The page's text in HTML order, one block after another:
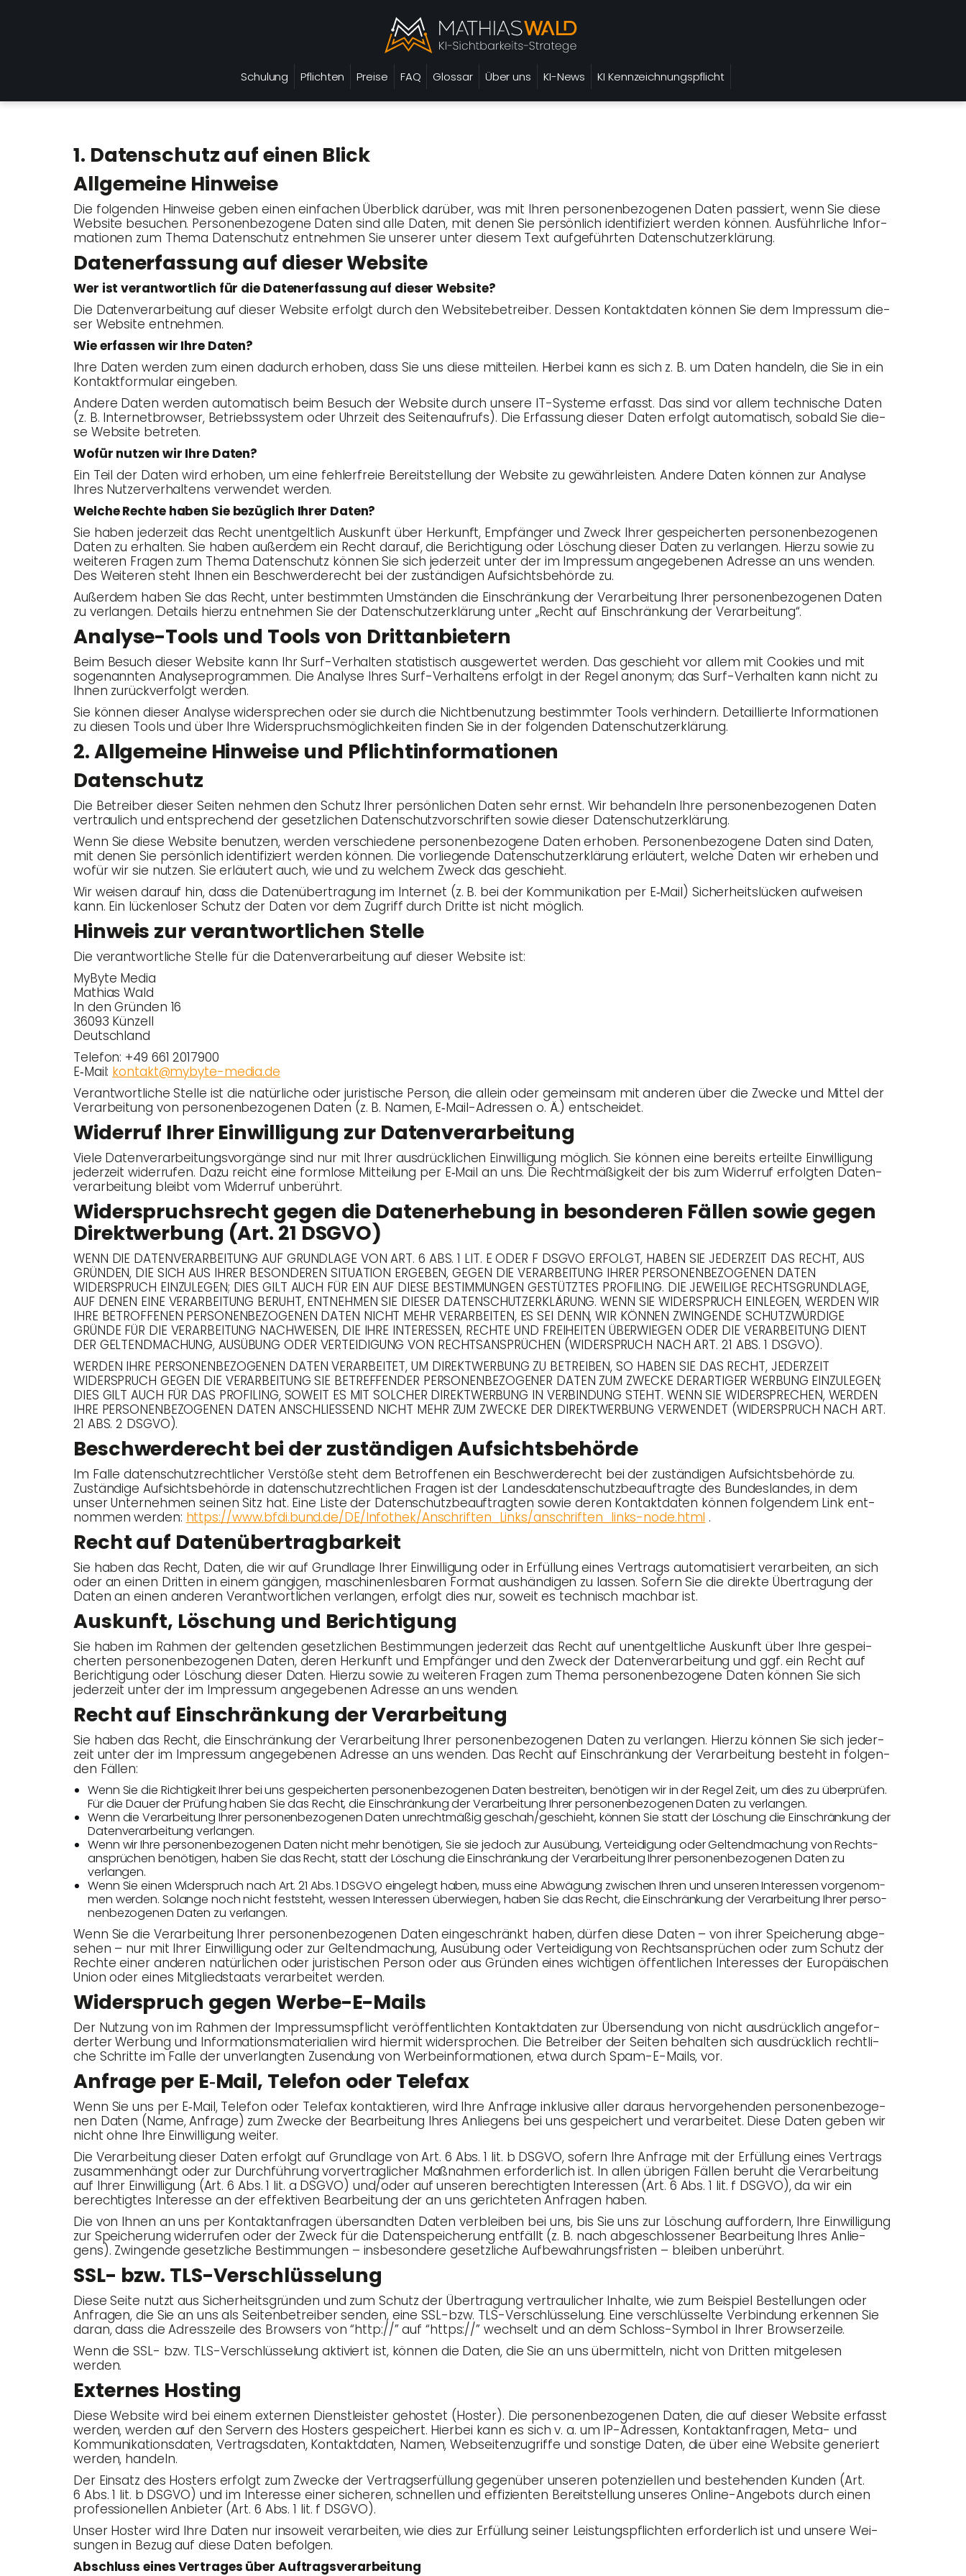
Schulung Pflichten Preise FAQ Glossar Über uns KI-News KI Kennzeichnungspflicht
1. Daten­schutz auf einen Blick
All­ge­mei­ne Hinweise
Die fol­gen­den Hin­wei­se geben einen ein­fa­chen Über­blick dar­über, was mit Ihren per­so­nen­be­zo­ge­nen Daten pas­siert, wenn Sie die­se
Web­site besu­chen. Per­so­nen­be­zo­ge­ne Daten sind alle Daten, mit denen Sie per­sön­lich iden­ti­fi­ziert wer­den kön­nen. Aus­führ­li­che Infor­
ma­tio­nen zum The­ma Daten­schutz ent­neh­men Sie unse­rer unter die­sem Text auf­ge­führ­ten Datenschutzerklärung.
Daten­er­fas­sung auf die­ser Website
Wer ist ver­ant­wort­lich für die Daten­er­fas­sung auf die­ser Website?
Die Daten­ver­ar­bei­tung auf die­ser Web­site erfolgt durch den Web­site­be­trei­ber. Des­sen Kon­takt­da­ten kön­nen Sie dem Impres­sum die­
ser Web­site entnehmen.
Wie erfas­sen wir Ihre Daten?
Ihre Daten wer­den zum einen dadurch erho­ben, dass Sie uns die­se mit­tei­len. Hier­bei kann es sich z. B. um Daten han­deln, die Sie in ein
Kon­takt­for­mu­lar eingeben.
Ande­re Daten wer­den auto­ma­tisch beim Besuch der Web­site durch unse­re IT-Sys­te­me erfasst. Das sind vor allem tech­ni­sche Daten
(z. B. Inter­net­brow­ser, Betriebs­sys­tem oder Uhr­zeit des Sei­ten­auf­rufs). Die Erfas­sung die­ser Daten erfolgt auto­ma­tisch, sobald Sie die­
se Web­site betreten.
Wofür nut­zen wir Ihre Daten?
Ein Teil der Daten wird erho­ben, um eine feh­ler­freie Bereit­stel­lung der Web­site zu gewähr­leis­ten. Ande­re Daten kön­nen zur Ana­ly­se
Ihres Nut­zer­ver­hal­tens ver­wen­det werden.
Wel­che Rech­te haben Sie bezüg­lich Ihrer Daten?
Sie haben jeder­zeit das Recht unent­gelt­lich Aus­kunft über Her­kunft, Emp­fän­ger und Zweck Ihrer gespei­cher­ten per­so­nen­be­zo­ge­nen
Daten zu erhal­ten. Sie haben außer­dem ein Recht dar­auf, die Berich­ti­gung oder Löschung die­ser Daten zu ver­lan­gen. Hier­zu sowie zu
wei­te­ren Fra­gen zum The­ma Daten­schutz kön­nen Sie sich jeder­zeit unter der im Impres­sum ange­ge­be­nen Adres­se an uns wen­den.
Des Wei­te­ren steht Ihnen ein Beschwer­de­recht bei der zustän­di­gen Auf­sichts­be­hör­de zu.
Außer­dem haben Sie das Recht, unter bestimm­ten Umstän­den die Ein­schrän­kung der Ver­ar­bei­tung Ihrer per­so­nen­be­zo­ge­nen Daten
zu ver­lan­gen. Details hier­zu ent­neh­men Sie der Daten­schutz­er­klä­rung unter „Recht auf Ein­schrän­kung der Verarbeitung“.
Ana­ly­se-Tools und Tools von Drittanbietern
Beim Besuch die­ser Web­site kann Ihr Surf-Ver­hal­ten sta­tis­tisch aus­ge­wer­tet wer­den. Das geschieht vor allem mit Coo­kies und mit
soge­nann­ten Ana­ly­se­pro­gram­men. Die Ana­ly­se Ihres Surf-Ver­hal­tens erfolgt in der Regel anonym; das Surf-Ver­hal­ten kann nicht zu
Ihnen zurück­ver­folgt werden.
Sie kön­nen die­ser Ana­ly­se wider­spre­chen oder sie durch die Nicht­be­nut­zung bestimm­ter Tools ver­hin­dern. Detail­lier­te Infor­ma­tio­nen
zu die­sen Tools und über Ihre Wider­spruchs­mög­lich­kei­ten fin­den Sie in der fol­gen­den Datenschutzerklärung.
2. All­ge­mei­ne Hin­wei­se und Pflichtinformationen
Daten­schutz
Die Betrei­ber die­ser Sei­ten neh­men den Schutz Ihrer per­sön­li­chen Daten sehr ernst. Wir behan­deln Ihre per­so­nen­be­zo­ge­nen Daten
ver­trau­lich und ent­spre­chend der gesetz­li­chen Daten­schutz­vor­schrif­ten sowie die­ser Datenschutzerklärung.
Wenn Sie die­se Web­site benut­zen, wer­den ver­schie­de­ne per­so­nen­be­zo­ge­ne Daten erho­ben. Per­so­nen­be­zo­ge­ne Daten sind Daten,
mit denen Sie per­sön­lich iden­ti­fi­ziert wer­den kön­nen. Die vor­lie­gen­de Daten­schutz­er­klä­rung erläu­tert, wel­che Daten wir erhe­ben und
wofür wir sie nut­zen. Sie erläu­tert auch, wie und zu wel­chem Zweck das geschieht.
Wir wei­sen dar­auf hin, dass die Daten­über­tra­gung im Inter­net (z. B. bei der Kom­mu­ni­ka­ti­on per E‑Mail) Sicher­heits­lü­cken auf­wei­sen
kann. Ein lücken­lo­ser Schutz der Daten vor dem Zugriff durch Drit­te ist nicht möglich.
Hin­weis zur ver­ant­wort­li­chen Stelle
Die ver­ant­wort­li­che Stel­le für die Daten­ver­ar­bei­tung auf die­ser Web­site ist:
MyBy­te Media
Mathi­as Wald
In den Grün­den 16
36093 Künzell
Deutschland
Tele­fon: +49 661 2017900
E‑Mail: kontakt@mybyte-media.de
Ver­ant­wort­li­che Stel­le ist die natür­li­che oder juris­ti­sche Per­son, die allein oder gemein­sam mit ande­ren über die Zwe­cke und Mit­tel der
Ver­ar­bei­tung von per­so­nen­be­zo­ge­nen Daten (z. B. Namen, E‑Mail-Adres­sen o. Ä.) entscheidet.
Wider­ruf Ihrer Ein­wil­li­gung zur Datenverarbeitung
Vie­le Daten­ver­ar­bei­tungs­vor­gän­ge sind nur mit Ihrer aus­drück­li­chen Ein­wil­li­gung mög­lich. Sie kön­nen eine bereits erteil­te Ein­wil­li­gung
jeder­zeit wider­ru­fen. Dazu reicht eine form­lo­se Mit­tei­lung per E‑Mail an uns. Die Recht­mä­ßig­keit der bis zum Wider­ruf erfolg­ten Daten­
ver­ar­bei­tung bleibt vom Wider­ruf unberührt.
Wider­spruchs­recht gegen die Daten­er­he­bung in beson­de­ren Fäl­len sowie gegen
Direkt­wer­bung (Art. 21 DSGVO)
WENN DIE DATENVERARBEITUNG AUF GRUNDLAGE VON ART. 6 ABS. 1 LIT. E ODER F DSGVO ERFOLGT, HABEN SIE JEDERZEIT DAS RECHT, AUS
GRÜNDEN, DIE SICH AUS IHRER BESONDEREN SITUATION ERGEBEN, GEGEN DIE VERARBEITUNG IHRER PERSONENBEZOGENEN DATEN
WIDERSPRUCH EINZULEGEN; DIES GILT AUCH FÜR EIN AUF DIESE BESTIMMUNGEN GESTÜTZTES PROFILING. DIE JEWEILIGE RECHTSGRUNDLAGE,
AUF DENEN EINE VERARBEITUNG BERUHT, ENTNEHMEN SIE DIESER DATENSCHUTZERKLÄRUNG. WENN SIE WIDERSPRUCH EINLEGEN, WERDEN WIR
IHRE BETROFFENEN PERSONENBEZOGENEN DATEN NICHT MEHR VERARBEITEN, ES SEI DENN, WIR KÖNNEN ZWINGENDE SCHUTZWÜRDIGE
GRÜNDE FÜR DIE VERARBEITUNG NACHWEISEN, DIE IHRE INTERESSEN, RECHTE UND FREIHEITEN ÜBERWIEGEN ODER DIE VERARBEITUNG DIENT
DER GELTENDMACHUNG, AUSÜBUNG ODER VERTEIDIGUNG VON RECHTSANSPRÜCHEN (WIDERSPRUCH NACH ART. 21 ABS. 1 DSGVO).
WERDEN IHRE PERSONENBEZOGENEN DATEN VERARBEITET, UM DIREKTWERBUNG ZU BETREIBEN, SO HABEN SIE DAS RECHT, JEDERZEIT
WIDERSPRUCH GEGEN DIE VERARBEITUNG SIE BETREFFENDER PERSONENBEZOGENER DATEN ZUM ZWECKE DERARTIGER WERBUNG EINZULEGEN;
DIES GILT AUCH FÜR DAS PROFILING, SOWEIT ES MIT SOLCHER DIREKTWERBUNG IN VERBINDUNG STEHT. WENN SIE WIDERSPRECHEN, WERDEN
IHRE PERSONENBEZOGENEN DATEN ANSCHLIESSEND NICHT MEHR ZUM ZWECKE DER DIREKTWERBUNG VERWENDET (WIDERSPRUCH NACH ART.
21 ABS. 2 DSGVO).
Beschwer­de­recht bei der zustän­di­gen Aufsichtsbehörde
Im Fal­le daten­schutz­recht­li­cher Ver­stö­ße steht dem Betrof­fe­nen ein Beschwer­de­recht bei der zustän­di­gen Auf­sichts­be­hör­de zu.
Zustän­di­ge Auf­sichts­be­hör­de in daten­schutz­recht­li­chen Fra­gen ist der Lan­des­da­ten­schutz­be­auf­trag­te des Bun­des­lan­des, in dem
unser Unter­neh­men sei­nen Sitz hat. Eine Lis­te der Daten­schutz­be­auf­trag­ten sowie deren Kon­takt­da­ten kön­nen fol­gen­dem Link ent­
nom­men wer­den: https://www.bfdi.bund.de/DE/Infothek/Anschriften_Links/anschriften_links-node.html .
Recht auf Datenübertragbarkeit
Sie haben das Recht, Daten, die wir auf Grund­la­ge Ihrer Ein­wil­li­gung oder in Erfül­lung eines Ver­trags auto­ma­ti­siert ver­ar­bei­ten, an sich
oder an einen Drit­ten in einem gän­gi­gen, maschi­nen­les­ba­ren For­mat aus­hän­di­gen zu las­sen. Sofern Sie die direk­te Über­tra­gung der
Daten an einen ande­ren Ver­ant­wort­li­chen ver­lan­gen, erfolgt dies nur, soweit es tech­nisch mach­bar ist.
Aus­kunft, Löschung und Berichtigung
Sie haben im Rah­men der gel­ten­den gesetz­li­chen Bestim­mun­gen jeder­zeit das Recht auf unent­gelt­li­che Aus­kunft über Ihre gespei­
cher­ten per­so­nen­be­zo­ge­nen Daten, deren Her­kunft und Emp­fän­ger und den Zweck der Daten­ver­ar­bei­tung und ggf. ein Recht auf
Berich­ti­gung oder Löschung die­ser Daten. Hier­zu sowie zu wei­te­ren Fra­gen zum The­ma per­so­nen­be­zo­ge­ne Daten kön­nen Sie sich
jeder­zeit unter der im Impres­sum ange­ge­be­nen Adres­se an uns wenden.
Recht auf Ein­schrän­kung der Verarbeitung
Sie haben das Recht, die Ein­schrän­kung der Ver­ar­bei­tung Ihrer per­so­nen­be­zo­ge­nen Daten zu ver­lan­gen. Hier­zu kön­nen Sie sich jeder­
zeit unter der im Impres­sum ange­ge­be­nen Adres­se an uns wen­den. Das Recht auf Ein­schrän­kung der Ver­ar­bei­tung besteht in fol­gen­
den Fällen:
Wenn Sie die Rich­tig­keit Ihrer bei uns gespei­cher­ten per­so­nen­be­zo­ge­nen Daten bestrei­ten, benö­ti­gen wir in der Regel Zeit, um dies zu über­prü­fen.
Für die Dau­er der Prü­fung haben Sie das Recht, die Ein­schrän­kung der Ver­ar­bei­tung Ihrer per­so­nen­be­zo­ge­nen Daten zu verlangen.
Wenn die Ver­ar­bei­tung Ihrer per­so­nen­be­zo­ge­nen Daten unrecht­mä­ßig geschah/geschieht, kön­nen Sie statt der Löschung die Ein­schrän­kung der
Daten­ver­ar­bei­tung verlangen.
Wenn wir Ihre per­so­nen­be­zo­ge­nen Daten nicht mehr benö­ti­gen, Sie sie jedoch zur Aus­übung, Ver­tei­di­gung oder Gel­tend­ma­chung von Rechts­
an­sprü­chen benö­ti­gen, haben Sie das Recht, statt der Löschung die Ein­schrän­kung der Ver­ar­bei­tung Ihrer per­so­nen­be­zo­ge­nen Daten zu
verlangen.
Wenn Sie einen Wider­spruch nach Art. 21 Abs. 1 DSGVO ein­ge­legt haben, muss eine Abwä­gung zwi­schen Ihren und unse­ren Inter­es­sen vor­ge­nom­
men wer­den. Solan­ge noch nicht fest­steht, wes­sen Inter­es­sen über­wie­gen, haben Sie das Recht, die Ein­schrän­kung der Ver­ar­bei­tung Ihrer per­so­
nen­be­zo­ge­nen Daten zu verlangen.
Wenn Sie die Ver­ar­bei­tung Ihrer per­so­nen­be­zo­ge­nen Daten ein­ge­schränkt haben, dür­fen die­se Daten – von ihrer Spei­che­rung abge­
se­hen – nur mit Ihrer Ein­wil­li­gung oder zur Gel­tend­ma­chung, Aus­übung oder Ver­tei­di­gung von Rechts­an­sprü­chen oder zum Schutz der
Rech­te einer ande­ren natür­li­chen oder juris­ti­schen Per­son oder aus Grün­den eines wich­ti­gen öffent­li­chen Inter­es­ses der Euro­päi­schen
Uni­on oder eines Mit­glied­staats ver­ar­bei­tet werden.
Wider­spruch gegen Werbe-E-Mails
Der Nut­zung von im Rah­men der Impres­sums­pflicht ver­öf­fent­lich­ten Kon­takt­da­ten zur Über­sen­dung von nicht aus­drück­lich ange­for­
der­ter Wer­bung und Infor­ma­ti­ons­ma­te­ria­li­en wird hier­mit wider­spro­chen. Die Betrei­ber der Sei­ten behal­ten sich aus­drück­lich recht­li­
che Schrit­te im Fal­le der unver­lang­ten Zusen­dung von Wer­be­infor­ma­tio­nen, etwa durch Spam-E-Mails, vor.
Anfra­ge per E‑Mail, Tele­fon oder Telefax
Wenn Sie uns per E‑Mail, Tele­fon oder Tele­fax kon­tak­tie­ren, wird Ihre Anfra­ge inklu­si­ve aller dar­aus her­vor­ge­hen­den per­so­nen­be­zo­ge­
nen Daten (Name, Anfra­ge) zum Zwe­cke der Bear­bei­tung Ihres Anlie­gens bei uns gespei­chert und ver­ar­bei­tet. Die­se Daten geben wir
nicht ohne Ihre Ein­wil­li­gung weiter.
Die Ver­ar­bei­tung die­ser Daten erfolgt auf Grund­la­ge von Art. 6 Abs. 1 lit. b DSGVO, sofern Ihre Anfra­ge mit der Erfül­lung eines Ver­trags
zusam­men­hängt oder zur Durch­füh­rung vor­ver­trag­li­cher Maß­nah­men erfor­der­lich ist. In allen übri­gen Fäl­len beruht die Ver­ar­bei­tung
auf Ihrer Ein­wil­li­gung (Art. 6 Abs. 1 lit. a DSGVO) und/oder auf unse­ren berech­tig­ten Inter­es­sen (Art. 6 Abs. 1 lit. f DSGVO), da wir ein
berech­tig­tes Inter­es­se an der effek­ti­ven Bear­bei­tung der an uns gerich­te­ten Anfra­gen haben.
Die von Ihnen an uns per Kon­takt­an­fra­gen über­sand­ten Daten ver­blei­ben bei uns, bis Sie uns zur Löschung auf­for­dern, Ihre Ein­wil­li­gung
zur Spei­che­rung wider­ru­fen oder der Zweck für die Daten­spei­che­rung ent­fällt (z. B. nach abge­schlos­se­ner Bear­bei­tung Ihres Anlie­
gens). Zwin­gen­de gesetz­li­che Bestim­mun­gen – ins­be­son­de­re gesetz­li­che Auf­be­wah­rungs­fris­ten – blei­ben unberührt.
SSL- bzw. TLS-Verschlüsselung
Die­se Sei­te nutzt aus Sicher­heits­grün­den und zum Schutz der Über­tra­gung ver­trau­li­cher Inhal­te, wie zum Bei­spiel Bestel­lun­gen oder
Anfra­gen, die Sie an uns als Sei­ten­be­trei­ber sen­den, eine SSL-bzw. TLS-Ver­schlüs­se­lung. Eine ver­schlüs­sel­te Ver­bin­dung erken­nen Sie
dar­an, dass die Adress­zei­le des Brow­sers von “http://” auf “https://” wech­selt und an dem Schloss-Sym­bol in Ihrer Browserzeile.
Wenn die SSL- bzw. TLS-Ver­schlüs­se­lung akti­viert ist, kön­nen die Daten, die Sie an uns über­mit­teln, nicht von Drit­ten mit­ge­le­sen
werden.
Exter­nes Hosting
Die­se Web­site wird bei einem exter­nen Dienst­leis­ter gehos­tet (Hos­ter). Die per­so­nen­be­zo­ge­nen Daten, die auf die­ser Web­site erfasst
wer­den, wer­den auf den Ser­vern des Hos­ters gespei­chert. Hier­bei kann es sich v. a. um IP-Adres­sen, Kon­takt­an­fra­gen, Meta- und
Kom­mu­ni­ka­ti­ons­da­ten, Ver­trags­da­ten, Kon­takt­da­ten, Namen, Web­sei­ten­zu­grif­fe und sons­ti­ge Daten, die über eine Web­site gene­riert
wer­den, handeln.
Der Ein­satz des Hos­ters erfolgt zum Zwe­cke der Ver­trags­er­fül­lung gegen­über unse­ren poten­zi­el­len und bestehen­den Kun­den (Art.
6 Abs. 1 lit. b DSGVO) und im Inter­es­se einer siche­ren, schnel­len und effi­zi­en­ten Bereit­stel­lung unse­res Online-Ange­bots durch einen
pro­fes­sio­nel­len Anbie­ter (Art. 6 Abs. 1 lit. f DSGVO).
Unser Hos­ter wird Ihre Daten nur inso­weit ver­ar­bei­ten, wie dies zur Erfül­lung sei­ner Leis­tungs­pflich­ten erfor­der­lich ist und unse­re Wei­
sun­gen in Bezug auf die­se Daten befolgen.
Abschluss eines Ver­tra­ges über Auftragsverarbeitung